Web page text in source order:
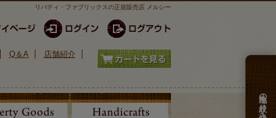
リバティ・ファブリックスの正規販売店 メルシー
Q＆A 店舗紹介
生地の絞り込み検索